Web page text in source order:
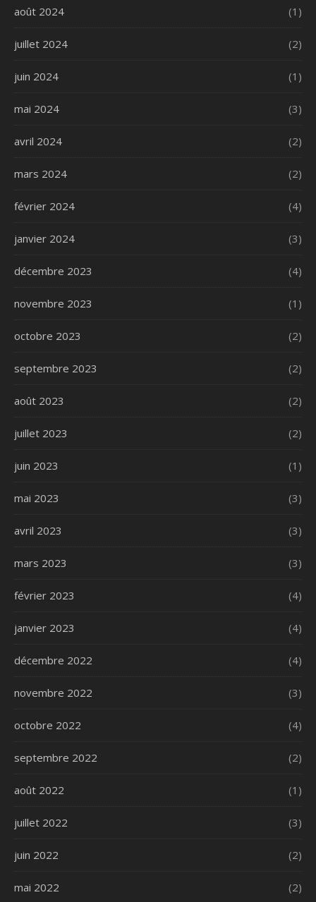
août 2024 (1)
juillet 2024 (2)
juin 2024 (1)
mai 2024 (3)
avril 2024 (2)
mars 2024 (2)
février 2024 (4)
janvier 2024 (3)
décembre 2023 (4)
novembre 2023 (1)
octobre 2023 (2)
septembre 2023 (2)
août 2023 (2)
juillet 2023 (2)
juin 2023 (1)
mai 2023 (3)
avril 2023 (3)
mars 2023 (3)
février 2023 (4)
janvier 2023 (4)
décembre 2022 (4)
novembre 2022 (3)
octobre 2022 (4)
septembre 2022 (2)
août 2022 (1)
juillet 2022 (3)
juin 2022 (2)
mai 2022 (2)